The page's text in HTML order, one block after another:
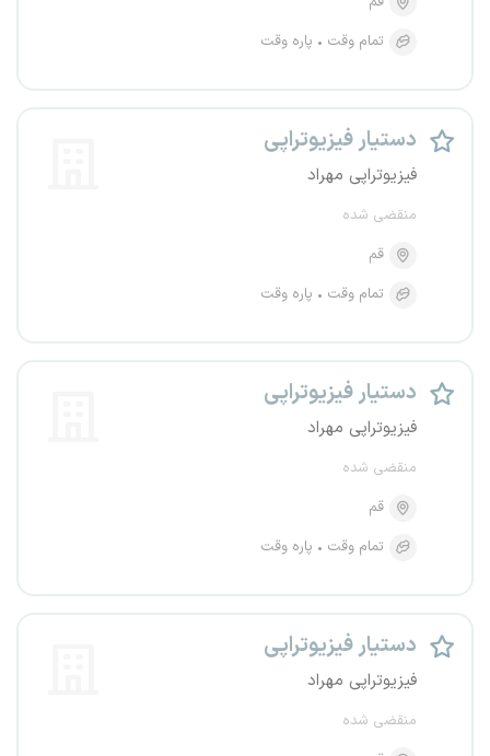
تمام وقت
پاره وقت
دستیار فیزیوتراپی
فیزیوتراپی مهراد
منقضی شده
قم
تمام وقت
پاره وقت
دستیار فیزیوتراپی
فیزیوتراپی مهراد
منقضی شده
قم
تمام وقت
پاره وقت
دستیار فیزیوتراپی
فیزیوتراپی مهراد
منقضی شده